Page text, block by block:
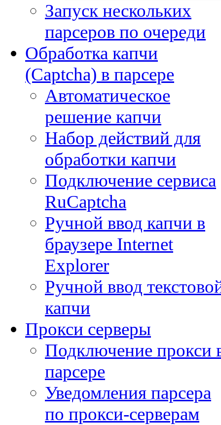
Запуск нескольких
парсеров по очереди
Обработка капчи
(Captcha) в парсере
Автоматическое
решение капчи
Набор действий для
обработки капчи
Подключение сервиса
RuCaptcha
Ручной ввод капчи в
браузере Internet
Explorer
Ручной ввод
капчи
Прокси серверы
Подключение прокси
парсере
Уведомления парсера
по прокси-серверам